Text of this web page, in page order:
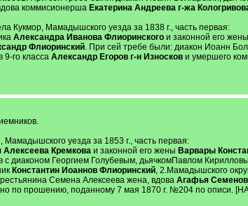
коммисионерша Екатерина Андреева г-жа
Кукмор, Мамадышского уезда за 1838 г., часть первая:
Александра Иванова Флиоринскогои законной его жены
Флиоринский. При сей требе были: диакон Иоанн
го класса Александр Егоров г-н Износкови умершего
Мамадышского уезда за 1853 г., часть первая:
Алексеева Кремковаи законной его жены Варвары
с диаконом Георгием Голубевым, дьячкомПавлом
Константин Иоаннов Флиоринский, 2.Мамадышского
Семена Алексеева жена, вдова Агафья
по прошению, поданному 7 мая 1870 г. №204 по описи.